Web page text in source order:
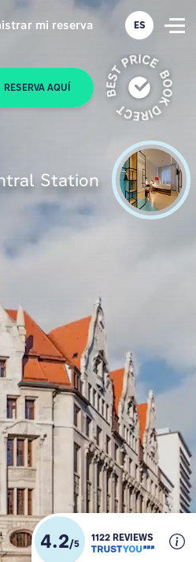
mi reserva
RESERVA AQUÍ
ES
Station
4.2/5
1122 REVIEWS